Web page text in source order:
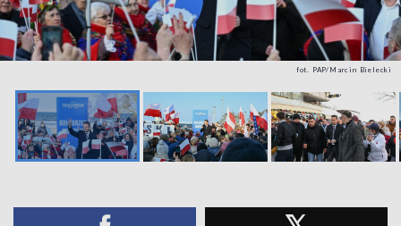
fot. PAP/Marcin Bielecki